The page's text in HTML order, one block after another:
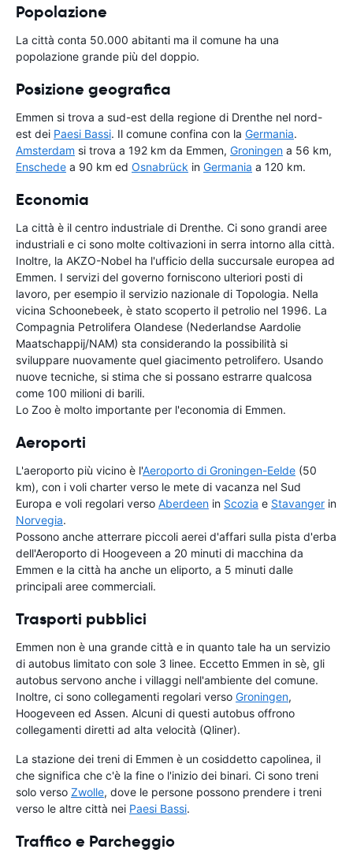
Popolazione
La città conta 50.000 abitanti ma il comune ha una
popolazione grande più del doppio.
Posizione geografica
Emmen si trova a sud-est della regione di Drenthe nel nord-
est dei Paesi Bassi. Il comune confina con la Germania.
Amsterdam si trova a 192 km da Emmen, Groningen a 56 km,
Enschede a 90 km ed Osnabrück in Germania a 120 km.
Economia
La città è il centro industriale di Drenthe. Ci sono grandi aree
industriali e ci sono molte coltivazioni in serra intorno alla città.
Inoltre, la AKZO-Nobel ha l'ufficio della succursale europea ad
Emmen. I servizi del governo forniscono ulteriori posti di
lavoro, per esempio il servizio nazionale di Topologia. Nella
vicina Schoonebeek, è stato scoperto il petrolio nel 1996. La
Compagnia Petrolifera Olandese (Nederlandse Aardolie
Maatschappij/NAM) sta considerando la possibilità si
sviluppare nuovamente quel giacimento petrolifero. Usando
nuove tecniche, si stima che si possano estrarre qualcosa
come 100 milioni di barili.
Lo Zoo è molto importante per l'economia di Emmen.
Aeroporti
L'aeroporto più vicino è l'Aeroporto di Groningen-Eelde (50
km), con i voli charter verso le mete di vacanza nel Sud
Europa e voli regolari verso Aberdeen in Scozia e Stavanger in
Norvegia.
Possono anche atterrare piccoli aerei d'affari sulla pista d'erba
dell'Aeroporto di Hoogeveen a 20 minuti di macchina da
Emmen e la città ha anche un eliporto, a 5 minuti dalle
principali aree commerciali.
Trasporti pubblici
Emmen non è una grande città e in quanto tale ha un servizio
di autobus limitato con sole 3 linee. Eccetto Emmen in sè, gli
autobus servono anche i villaggi nell'ambiente del comune.
Inoltre, ci sono collegamenti regolari verso Groningen,
Hoogeveen ed Assen. Alcuni di questi autobus offrono
collegamenti diretti ad alta velocità (Qliner).
La stazione dei treni di Emmen è un cosiddetto capolinea, il
che significa che c'è la fine o l'inizio dei binari. Ci sono treni
solo verso Zwolle, dove le persone possono prendere i treni
verso le altre città nei Paesi Bassi.
Traffico e Parcheggio